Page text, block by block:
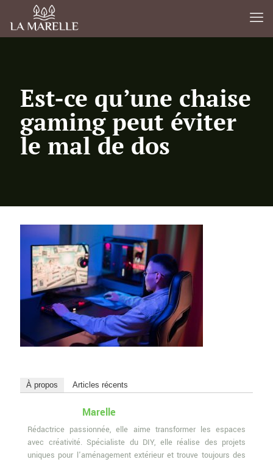
Est-ce qu’une chaise
gaming peut éviter
le mal de dos
À propos Articles récents
Marelle
Rédactrice passionnée, elle aime transformer les espaces
avec créativité. Spécialiste du DIY, elle réalise des projets
uniques pour l'aménagement extérieur et trouve toujours des